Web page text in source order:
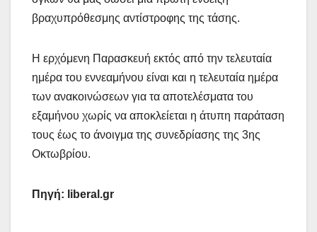
βραχυπρόθεσμης αντίστροφης της τάσης.
Η ερχόμενη Παρασκευή εκτός από την τελευταία
ημέρα του εννεαμήνου είναι και η τελευταία ημέρα
των ανακοινώσεων για τα αποτελέσματα του
εξαμήνου χωρίς να αποκλείεται η άτυπη παράταση
τους έως το άνοιγμα της συνεδρίασης της 3ης
Οκτωβρίου.
Πηγή: liberal.gr